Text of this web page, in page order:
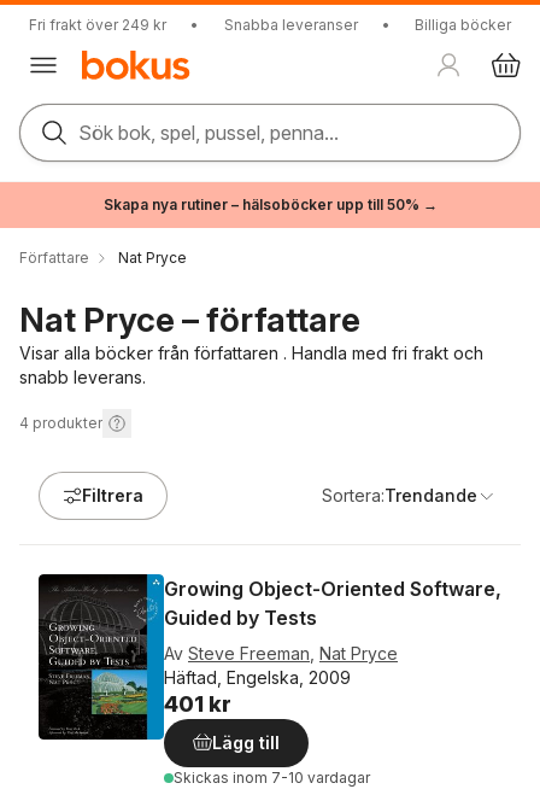
Fri frakt över 249 kr • Snabba leveranser • Billiga böcker
Sök bok, spel, pussel, penna...
Skapa nya rutiner – hälsoböcker upp till 50% →
Författare Nat Pryce
Nat Pryce – författare
Visar alla böcker från författaren . Handla med fri frakt och
snabb leverans.
4 produkter
Filtrera Sortera:Trendande
Growing Object-Oriented Software,
Guided by Tests
Av Steve Freeman Nat Pryce
Häftad, Engelska, 2009
401 kr
Lägg till
Skickas inom 7-10 vardagar